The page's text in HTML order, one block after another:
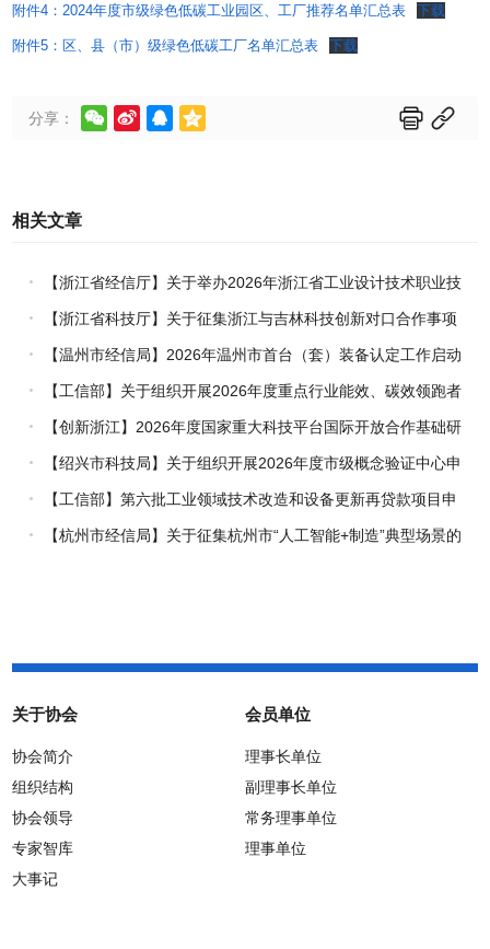
附件4：2024年度市级绿色低碳工业园区、工厂推荐名单汇总表 下载
附件5：区、县（市）级绿色低碳工厂名单汇总表 下载
分享：      
相关文章
【浙江省经信厅】关于举办2026年浙江省工业设计技术职业技
能竞赛的通知
【浙江省科技厅】关于征集浙江与吉林科技创新对口合作事项
的通知【温州市经信局】2026年温州市首台（套）装备认定工作启动
【工信部】关于组织开展2026年度重点行业能效、碳效领跑者
企业推荐工作的通知
【创新浙江】2026年度国家重大科技平台国际开放合作基础研
究专项（试点）项目指南
【绍兴市科技局】关于组织开展2026年度市级概念验证中心申
报工作的通知
【工信部】第六批工业领域技术改造和设备更新再贷款项目申
报工作启动
【杭州市经信局】关于征集杭州市“人工智能+制造”典型场景的
关于协会
协会简介
组织结构
协会领导
专家智库
大事记
会员单位
理事长单位
副理事长单位
常务理事单位
理事单位